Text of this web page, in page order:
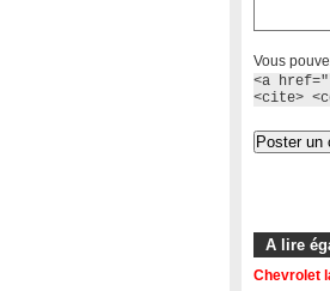
Vous
<a
<cite>
A lire
Chevrolet